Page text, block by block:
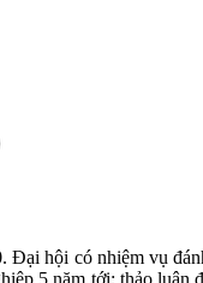
hội có nhiệm vụ
5 năm tới; thảo luận